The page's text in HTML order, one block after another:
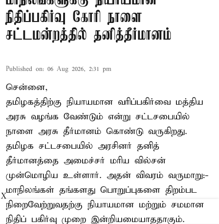
நிதிப்பகிர்வு கோரி நாளை
சட்டமன்றத்தில் தனித்தீர்மானம்
Published on: 06 Aug 2026, 2:31 pm
சென்னை,
தமிழகத்திற்கு நியாயமான வரிப்பகிர்வை மத்திய
அரசு வழங்க வேண்டும் என்று சட்டசபையில்
நாளை அரசு தீர்மானம் கொண்டு வருகிறது.
தமிழக சட்டசபையில் அரசினர் தனித்
தீர்மானத்தை அமைச்சர் மரிய வில்சன்
முன்மொழிய உள்ளார். அதன் விவரம் வருமாறு:-
மாநிலங்கள் தங்களது பொறுப்புகளை திறம்பட
நிறைவேற்றுவதற்கு நியாயமான மற்றும் சமமான
நிதிப் பகிர்வு முறை இன்றியமையாததாகும்.
X